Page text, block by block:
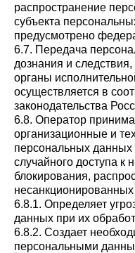
распространение
субъекта
предусмотрено
6.7. Передача
дознания и
органы
осуществляется в
законодательства
6.8. Оператор
организационные и
персональных данных
случайного доступа к
блокирования,
6.8.1. Определяет
данных при их
6.8.2. Создает
персональными